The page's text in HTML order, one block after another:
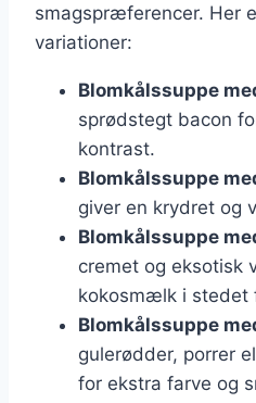
smagspræferencer. Her
variationer:
Blomkålssuppe
sprødstegt bacon
kontrast.
Blomkålssuppe
giver en krydret og
Blomkålssuppe
cremet og eksotisk
kokosmælk i stedet
Blomkålssuppe
gulerødder, porrer
for ekstra farve og